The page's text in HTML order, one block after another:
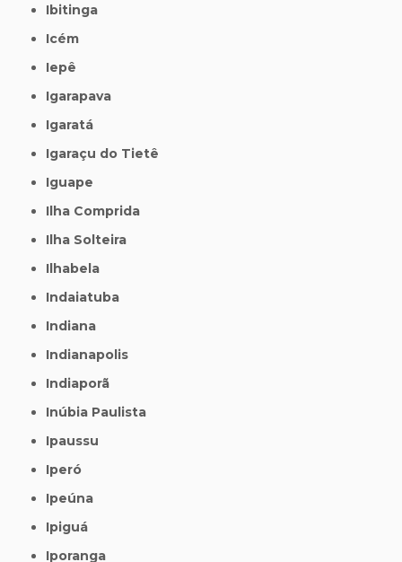
Ibitinga
Icém
Iepê
Igarapava
Igaratá
Igaraçu do Tietê
Iguape
Ilha Comprida
Ilha Solteira
Ilhabela
Indaiatuba
Indiana
Indianapolis
Indiaporã
Inúbia Paulista
Ipaussu
Iperó
Ipeúna
Ipiguá
Iporanga